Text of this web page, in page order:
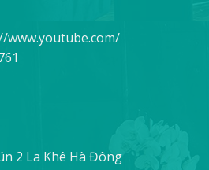
www.youtube.com/
2 La Khê Hà Đông